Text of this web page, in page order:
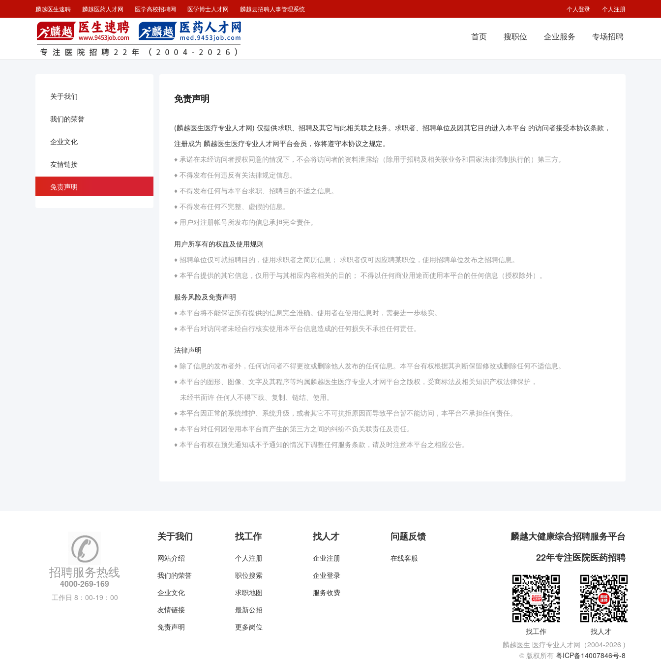
麟越医生速聘 麟越医药人才网 医学高校招聘网 医学博士人才网 麟越云招聘人事管理系统 个人登录 个人注册
首页 搜职位 企业服务 专场招聘
关于我们
我们的荣誉
企业文化
友情链接
免责声明
免责声明
(麟越医生医疗专业人才网) 仅提供求职、招聘及其它与此相关联之服务。求职者、招聘单位及因其它目的进入本平台 的访问者接受本协议条款，
注册成为 麟越医生医疗专业人才网平台会员，你将遵守本协议之规定。
♦ 承诺在未经访问者授权同意的情况下，不会将访问者的资料泄露给（除用于招聘及相关联业务和国家法律强制执行的）第三方。
♦ 不得发布任何违反有关法律规定信息。
♦ 不得发布任何与本平台求职、招聘目的不适之信息。
♦ 不得发布任何不完整、虚假的信息。
♦ 用户对注册帐号所发布的信息承担完全责任。
用户所享有的权益及使用规则
♦ 招聘单位仅可就招聘目的，使用求职者之简历信息； 求职者仅可因应聘某职位，使用招聘单位发布之招聘信息。
♦ 本平台提供的其它信息，仅用于与其相应内容相关的目的； 不得以任何商业用途而使用本平台的任何信息（授权除外）。
服务风险及免责声明
♦ 本平台将不能保证所有提供的信息完全准确。使用者在使用信息时，需要进一步核实。
♦ 本平台对访问者未经自行核实使用本平台信息造成的任何损失不承担任何责任。
法律声明
♦ 除了信息的发布者外，任何访问者不得更改或删除他人发布的任何信息。本平台有权根据其判断保留修改或删除任何不适信息。
♦ 本平台的图形、图像、文字及其程序等均属麟越医生医疗专业人才网平台之版权，受商标法及相关知识产权法律保护，
未经书面许 任何人不得下载、复制、链结、使用。
♦ 本平台因正常的系统维护、系统升级，或者其它不可抗拒原因而导致平台暂不能访问，本平台不承担任何责任。
♦ 本平台对任何因使用本平台而产生的第三方之间的纠纷不负关联责任及责任。
♦ 本平台有权在预先通知或不予通知的情况下调整任何服务条款，请及时注意本平台之相应公告。
招聘服务热线
4000-269-169
工作日 8：00-19：00
关于我们
网站介绍
我们的荣誉
企业文化
友情链接
免责声明
找工作
个人注册
职位搜索
求职地图
最新公招
更多岗位
找人才
企业注册
企业登录
服务收费
问题反馈
在线客服
麟越大健康综合招聘服务平台
22年专注医院医药招聘
找人才
找工作
麟越医生 医疗专业人才网（2004-2026 )
© 版权所有 粤ICP备14007846号-8